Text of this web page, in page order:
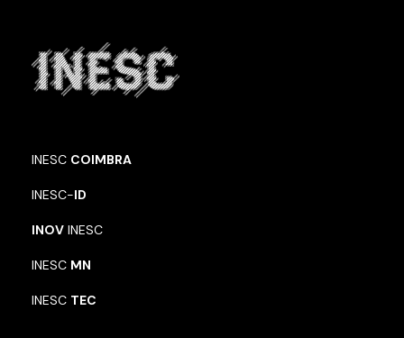
INESC COIMBRA
INESC-ID
INOV INESC
INESC MN
INESC TEC